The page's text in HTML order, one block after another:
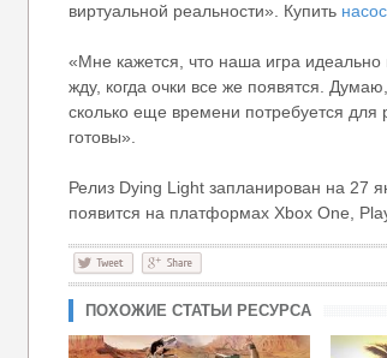
виртуальной реальности». Купить
«Мне кажется, что наша игра
жду, когда очки все же появятся.
сколько еще времени потребуется
готовы».
Релиз Dying Light запланирован на 27
появится на платформах Xbox One,
ПОХОЖИЕ СТАТЬИ РЕСУРСА